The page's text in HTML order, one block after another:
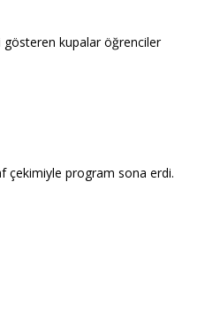
gösteren kupalar öğrenciler
çekimiyle program sona erdi.